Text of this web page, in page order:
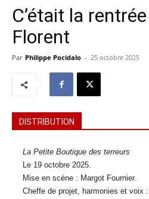
C’était la
Florent
Par Philippe Pocidalo - 25 octobre 2025
DISTRIBUTION
La Petite Boutique des terreurs
Le 19 octobre 2025.
Mise en scène : Margot Fournier.
Cheffe de projet, harmonies et voix